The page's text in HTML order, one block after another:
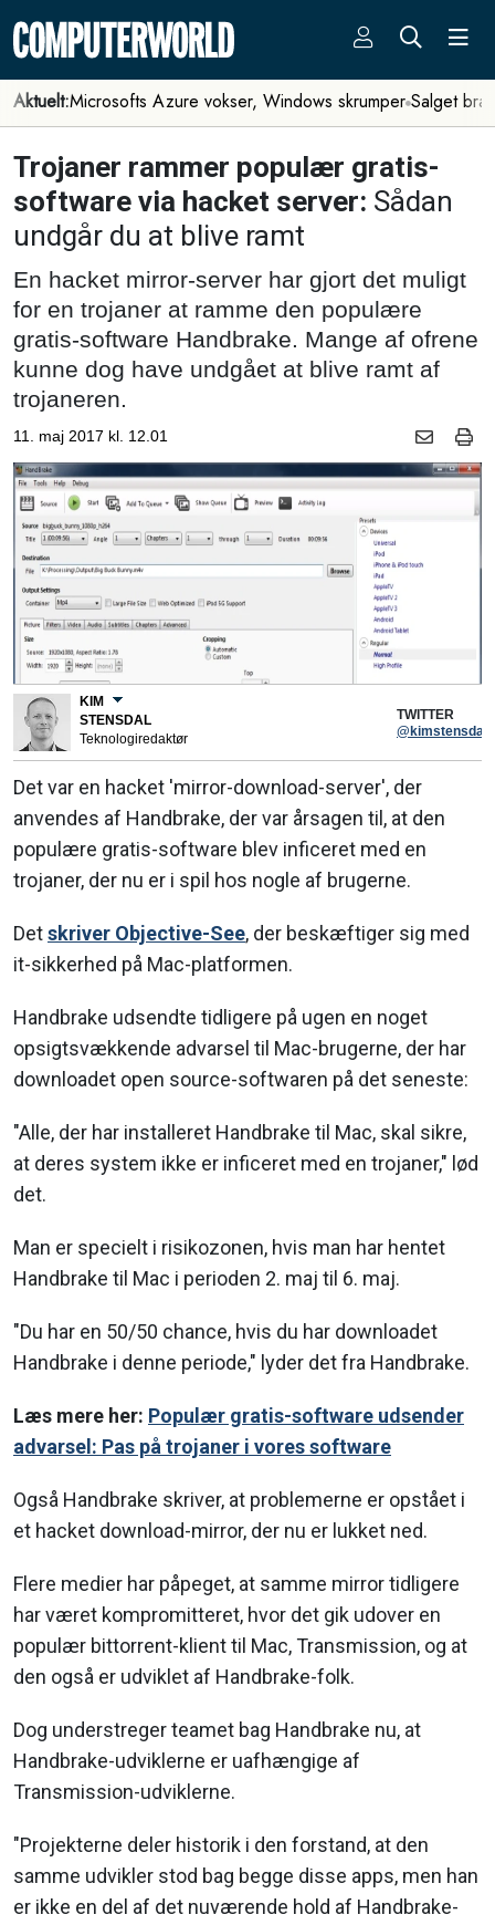
Aktuelt:Microsofts Azure vokser, Windows skrumper Salget
Trojaner rammer populær gratis-
software via hacket server: Sådan
undgår du at blive ramt
En hacket mirror-server har gjort det muligt
for en trojaner at ramme den populære
gratis-software Handbrake. Mange af ofrene
kunne dog have undgået at blive ramt af
trojaneren.
11. maj 2017 kl. 12.01
KIM
STENSDAL
Teknologiredaktør
TWITTER
@kimstensdal
Det var en hacket 'mirror-download-server', der
anvendes af Handbrake, der var årsagen til, at den
populære gratis-software blev inficeret med en
trojaner, der nu er i spil hos nogle af brugerne.
Detskriver Objective-See, der beskæftiger sig med
it-sikkerhed på Mac-platformen.
Handbrake udsendte tidligere på ugen en noget
opsigtsvækkende advarsel til Mac-brugerne, der har
downloadet open source-softwaren på det seneste:
"Alle, der har installeret Handbrake til Mac, skal sikre,
at deres system ikke er inficeret med en trojaner," lød
det.
Man er specielt i risikozonen, hvis man har hentet
Handbrake til Mac i perioden 2. maj til 6. maj.
"Du har en 50/50 chance, hvis du har downloadet
Handbrake i denne periode," lyder det fra Handbrake.
Læs mere her: Populær gratis-software udsender
advarsel: Pas på trojaner i vores software
Også Handbrake skriver, at problemerne er opstået i
et hacket download-mirror, der nu er lukket ned.
Flere medier har påpeget, at samme mirror tidligere
har været kompromitteret, hvor det gik udover en
populær bittorrent-klient til Mac, Transmission, og at
den også er udviklet af Handbrake-folk.
Dog understreger teamet bag Handbrake nu, at
Handbrake-udviklerne er uafhængige af
Transmission-udviklerne.
"Projekterne deler historik i den forstand, at den
samme udvikler stod bag begge disse apps, men han
er ikke en del af det nuværende hold af Handbrake-